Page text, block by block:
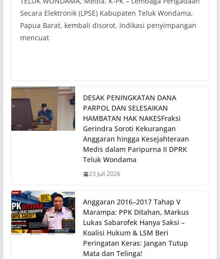
Secara Elektronik (LPSE) Kabupaten Teluk Wondama,
Papua Barat, kembali disorot. Indikasi penyimpangan
mencuat
DESAK PENINGKATAN DANA
PARPOL DAN SELESAIKAN
HAMBATAN HAK NAKESFraksi
Gerindra Soroti Kekurangan
Anggaran hingga Kesejahteraan
Medis dalam Paripurna II DPRK
Teluk Wondama
23 Juli 2026
Anggaran 2016–2017 Tahap V
Marampa: PPK Ditahan, Markus
Lukas Sabarofek Hanya Saksi –
Koalisi Hukum & LSM Beri
Peringatan Keras: Jangan Tutup
Mata dan Telinga!